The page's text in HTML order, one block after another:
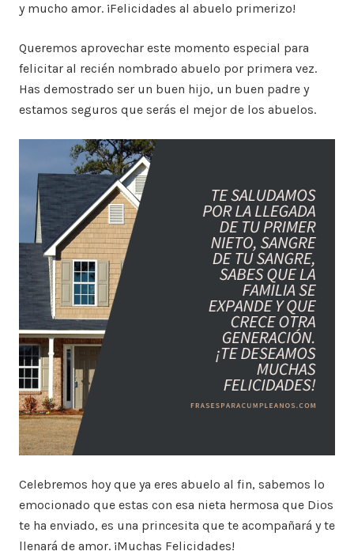
y mucho amor. ¡Felicidades al abuelo primerizo!
Queremos aprovechar este momento especial para
felicitar al recién nombrado abuelo por primera vez.
Has demostrado ser un buen hijo, un buen padre y
estamos seguros que serás el mejor de los abuelos.
Celebremos hoy que ya eres abuelo al fin, sabemos lo
emocionado que estas con esa nieta hermosa que Dios
te ha enviado, es una princesita que te acompañará y te
llenará de amor. ¡Muchas Felicidades!